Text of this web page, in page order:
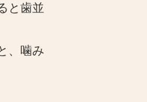
と歯並
、噛み